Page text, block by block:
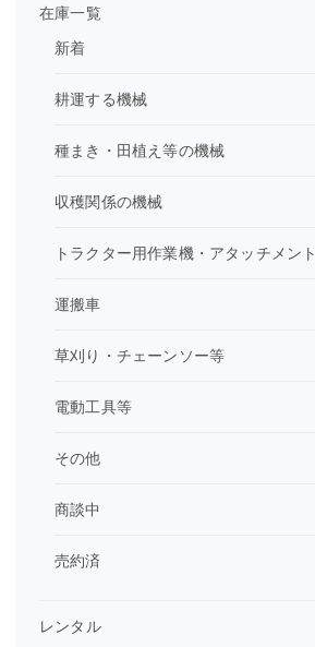
在庫一覧
新着
耕運する機械
種まき・田植え等の機械
収穫関係の機械
トラクター用作業機・アタッチメント
運搬車
草刈り・チェーンソー等
電動工具等
その他
商談中
売約済
レンタル